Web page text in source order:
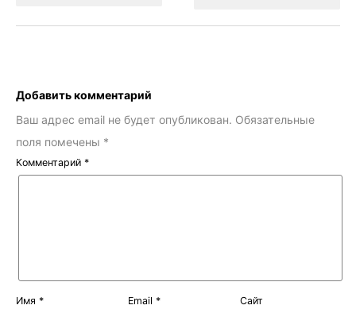
Добавить комментарий
Ваш адрес email не будет опубликован. Обязательные
поля помечены *
Комментарий *
Имя * Email * Сайт